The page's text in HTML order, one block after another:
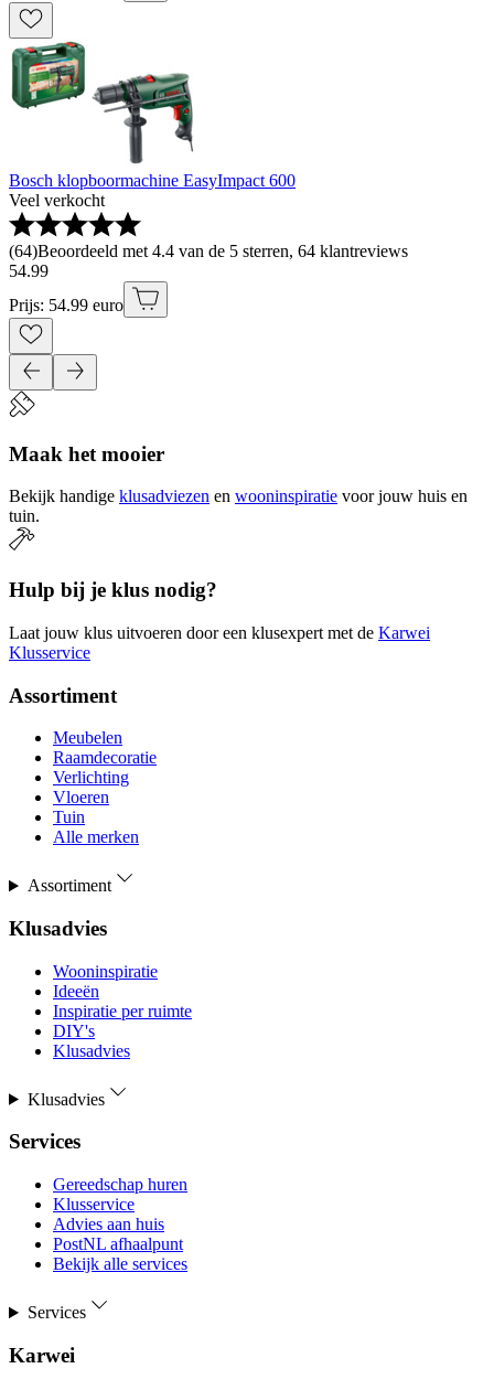
Bosch klopboormachine EasyImpact 600
Veel verkocht
(64)Beoordeeld met 4.4 van de 5 sterren, 64 klantreviews
54.99
Prijs: 54.99 euro
Maak het mooier
Bekijk handige klusadviezen en wooninspiratie voor jouw huis en
tuin.
Hulp bij je klus nodig?
Laat jouw klus uitvoeren door een klusexpert met de Karwei
Klusservice
Assortiment
Meubelen
Raamdecoratie
Verlichting
Vloeren
Tuin
Alle merken
Assortiment
Klusadvies
Wooninspiratie
Ideeën
Inspiratie per ruimte
DIY's
Klusadvies
Klusadvies
Services
Gereedschap huren
Klusservice
Advies aan huis
PostNL afhaalpunt
Bekijk alle services
Services
Karwei